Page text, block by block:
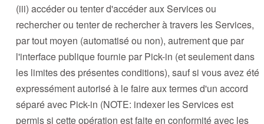
(iii) accéder ou tenter d'accéder aux Services ou
rechercher ou tenter de rechercher à travers les Services,
par tout moyen (automatisé ou non), autrement que par
l'interface publique fournie par Pick-in (et seulement dans
les limites des présentes conditions), sauf si vous avez été
expressément autorisé à le faire aux termes d'un accord
séparé avec Pick-in (NOTE: indexer les Services est
permis si cette opération est faite en conformité avec les